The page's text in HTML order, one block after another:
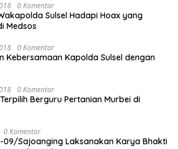
0 Komentar
Sulsel Hadapi Hoax yang
Medsos
0 Komentar
Kebersamaan Kapolda Sulsel dengan
0 Komentar
Berguru Pertanian Murbei di
0 Komentar
09/Sajoanging Laksanakan Karya Bhakti